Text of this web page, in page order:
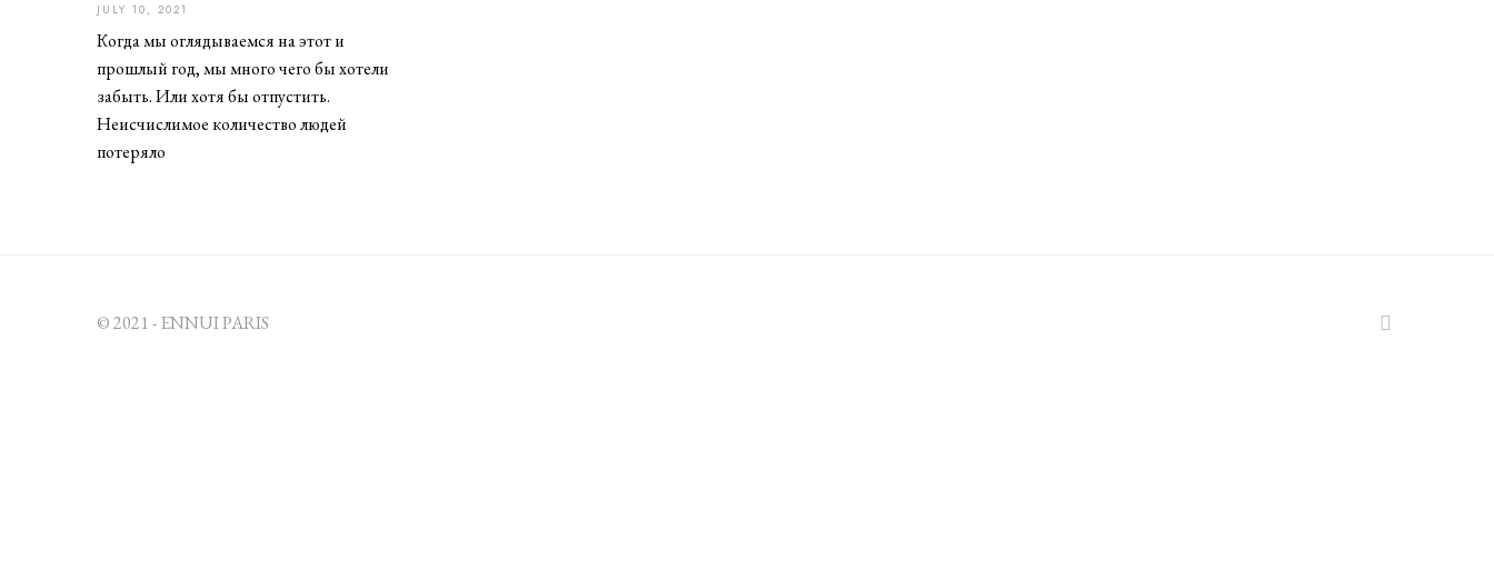
JULY 10, 2021
L
1
,
2
0
Когда мы оглядываемся на этот и
прошлый год, мы много чего бы хотели
забыть. Или хотя бы отпустить.
Неисчислимое количество людей
потеряло
© 2021 - ENNUI PARIS